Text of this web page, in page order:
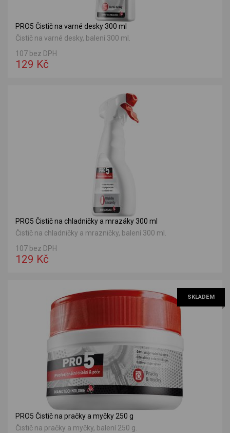
PRO5 Čistič na varné desky 300 ml
Čistič na varné desky, balení 300 ml.
107 bez DPH
129 Kč
PRO5 Čistič na chladničky a mrazáky 300 ml
Čistič na chladničky a mrazničky, balení 300 ml.
107 bez DPH
129 Kč
SKLADEM
PRO5 Čistič na pračky a myčky 250 g
Čistič na pračky a myčky, balení 250 g.